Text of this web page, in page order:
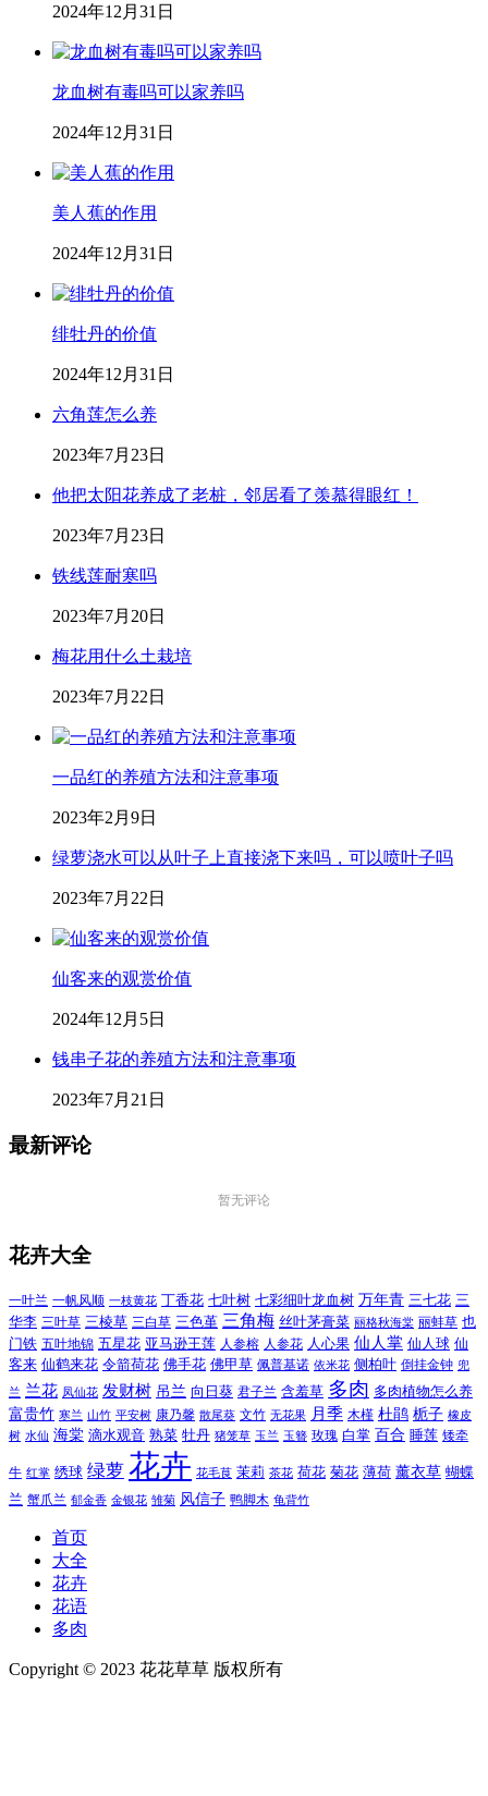
2024年12月31日
龙血树有毒吗可以家养吗
2024年12月31日
美人蕉的作用
2024年12月31日
绯牡丹的价值
2024年12月31日
六角莲怎么养
2023年7月23日
他把太阳花养成了老桩，邻居看了羡慕得眼红！
2023年7月23日
铁线莲耐寒吗
2023年7月20日
梅花用什么土栽培
2023年7月22日
一品红的养殖方法和注意事项
2023年2月9日
绿萝浇水可以从叶子上直接浇下来吗，可以喷叶子吗
2023年7月22日
仙客来的观赏价值
2024年12月5日
钱串子花的养殖方法和注意事项
2023年7月21日
最新评论
暂无评论
花卉大全
一叶兰 一帆风顺 一枝黄花 丁香花 七叶树 七彩细叶龙血树 万年青 三七花 三
华李 三叶草 三棱草 三白草 三色堇 三角梅 丝叶茅膏菜 丽格秋海棠 丽蚌草 也
门铁 五叶地锦 五星花 亚马逊王莲 人参榕 人参花 人心果 仙人掌 仙人球 仙
客来 仙鹤来花 令箭荷花 佛手花 佛甲草 佩普基诺 依米花 侧柏叶 倒挂金钟 兜
兰 兰花 凤仙花 发财树 吊兰 向日葵 君子兰 含羞草 多肉 多肉植物怎么养
富贵竹 寒兰 山竹 平安树 康乃馨 散尾葵 文竹 无花果 月季 木槿 杜鹃 栀子 橡皮
树 水仙 海棠 滴水观音 熟菜 牡丹 猪笼草 玉兰 玉簪 玫瑰 白掌 百合 睡莲 矮牵
牛 红掌 绣球 绿萝 花卉 花毛茛 茉莉 茶花 荷花 菊花 薄荷 薰衣草 蝴蝶
兰 蟹爪兰 郁金香 金银花 雏菊 风信子 鸭脚木 龟背竹
首页
大全
花卉
花语
多肉
Copyright © 2023 花花草草 版权所有